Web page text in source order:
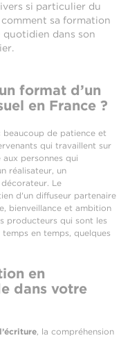
si particulier du
comment sa formation
quotidien dans son
format d’un
en France ?
beaucoup de patience et
qui travaillent sur
personnes qui
réalisateur, un
Le
d'un diffuseur partenaire
bienveillance et ambition
producteurs qui sont les
en temps, quelques
en
dans votre
, la compréhension